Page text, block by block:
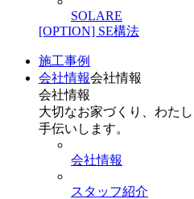
SOLARE
[OPTION] SE構法
施工事例
会社情報会社情報
会社情報
大切なお家づくり、わた
手伝いします。
会社情報
スタッフ紹介